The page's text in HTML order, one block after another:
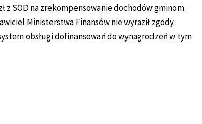
z SOD na zrekompensowanie dochodów gminom.
Ministerstwa Finansów nie wyraził zgody.
obsługi dofinansowań do wynagrodzeń w tym